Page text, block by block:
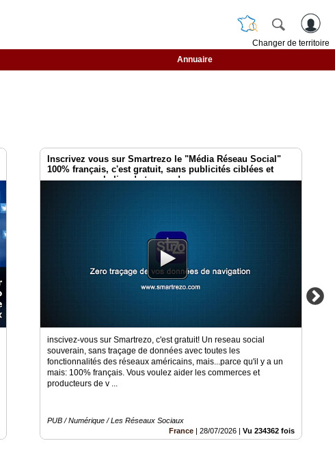
Changer de territoire
Annuaire
Inscrivez vous sur Smartrezo le "Média Réseau Social"
100% français, c'est gratuit, sans publicités ciblées et
sans aucune balise de traçage !
inscivez-vous sur Smartrezo, c'est gratuit! Un reseau social
souverain, sans traçage de données avec toutes les
fonctionnalités des réseaux américains, mais...parce qu'il y a un
mais: 100% français. Vous voulez aider les commerces et
producteurs de v ...
PUB / Numérique / Les Réseaux Sociaux
France | 28/07/2026 | Vu 234362 fois